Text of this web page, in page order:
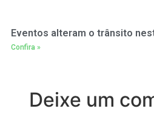
Eventos alteram o trânsito
Confira »
Deixe um